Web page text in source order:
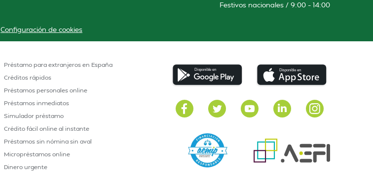
Festivos nacionales / 9:00 – 14:00
Configuración de cookies
Préstamo para extranjeros en España
Créditos rápidos
Préstamos personales online
Préstamos inmediatos
Simulador préstamo
Crédito fácil online al instante
Préstamos sin nómina sin aval
Micropréstamos online
Dinero urgente